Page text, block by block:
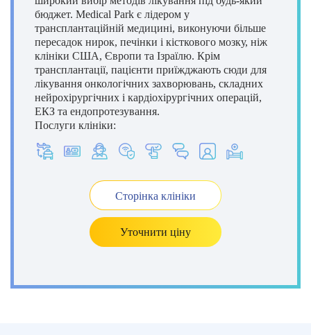
бюджет. Medical Park є лідером у
трансплантаційній медицині, виконуючи більше
пересадок нирок, печінки і кісткового мозку, ніж
клініки США, Європи та Ізраїлю. Крім
трансплантації, пацієнти приїжджають сюди для
лікування онкологічних захворювань, складних
нейрохірургічних і кардіохірургічних операцій,
ЕКЗ та ендопротезування.
Послуги клініки:
Сторінка клініки
Уточнити ціну